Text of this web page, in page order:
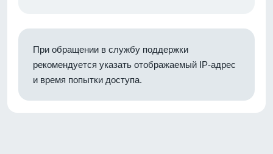
При обращении в службу поддержки
рекомендуется указать отображаемый IP-адрес
и время попытки доступа.